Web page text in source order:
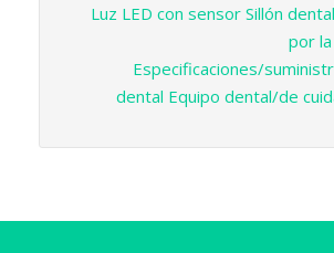
Luz LED con sensor Sillón
por la
Especificaciones/
dental Equipo dental/de